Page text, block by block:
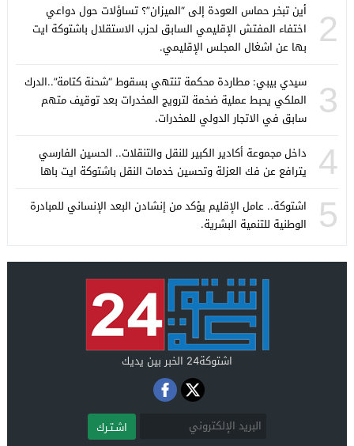
2
أين تبخر حماس العودة إلى “الميزان”؟ تساؤلات حول دواعي
اختفاء المفتش الإقليمي السابق لحزب الاستقلال باشتوكة ايت
بها عن اشغال المجلس الإقليمي.
3
سيدي بيبي: مطاردة محكمة تنتهي بسقوط “شحنة كتامة”..الدرك
الملكي يحبط عملية ضخمة لترويج المخدرات بعد توقيف متهم
سابق في الاتجار الدولي للمخدرات.
4
داخل مجموعة أكادير الكبير للنقل والتنقلات.. الحسين الفارسي
يترافع عن فك العزلة وتحسين خدمات النقل باشتوكة ايت باها
5
اشتوكة.. عامل الإقليم يؤكد من إنشادن البعد الإنساني للمبادرة
الوطنية للتنمية البشرية.
اشتوكة24 الخبر بين يديك
اشـتـرك